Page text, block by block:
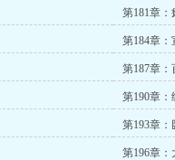
第181章
第184章：
第187章：
第190章：
第193章：
第196章：